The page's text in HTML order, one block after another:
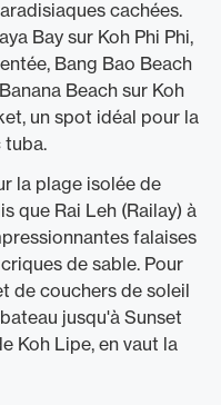
cachées.
Bay sur Koh Phi Phi,
Bang Bao Beach
Beach sur Koh
un spot idéal pour la
tuba.
la plage isolée de
que Rai Leh (Railay) à
falaises
de sable. Pour
de couchers de soleil
jusqu'à Sunset
Koh Lipe, en vaut la